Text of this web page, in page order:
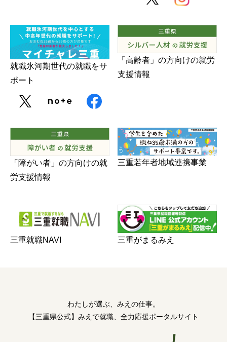
就職氷河期世代の就職をサ
ポート
「高齢者」の方向けの就労
支援情報
「障がい者」の方向けの就
労支援情報
三重若年者地域連携事業
三重就職NAVI 三重がまるみえ
わたしが選ぶ、みえの仕事。
【三重県公式】みえで就職、全力応援ポータルサイト